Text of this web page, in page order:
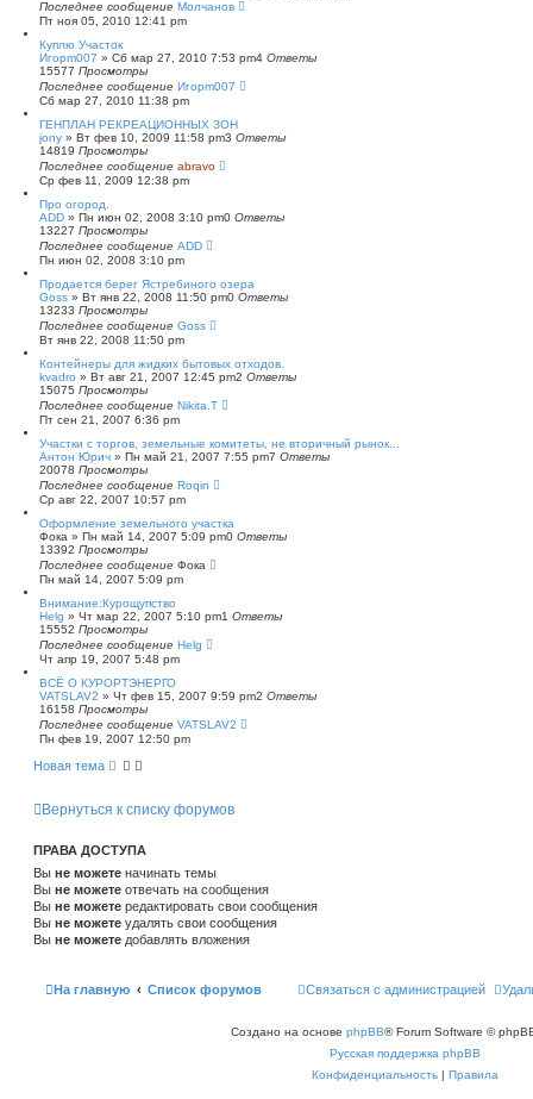
Последнее сообщение Молчанов
Пт ноя 05, 2010 12:41 pm
Куплю Участок
Игорm007 » Сб мар 27, 2010 7:53 pm4 Ответы
15577 Просмотры
Последнее сообщение Игорm007
Сб мар 27, 2010 11:38 pm
ГЕНПЛАН РЕКРЕАЦИОННЫХ ЗОН
jony » Вт фев 10, 2009 11:58 pm3 Ответы
14819 Просмотры
Последнее сообщение abravo
Ср фев 11, 2009 12:38 pm
Про огород.
ADD » Пн июн 02, 2008 3:10 pm0 Ответы
13227 Просмотры
Последнее сообщение ADD
Пн июн 02, 2008 3:10 pm
Продается берег Ястребиного озера
Goss » Вт янв 22, 2008 11:50 pm0 Ответы
13233 Просмотры
Последнее сообщение Goss
Вт янв 22, 2008 11:50 pm
Контейнеры для жидких бытовых отходов.
kvadro » Вт авг 21, 2007 12:45 pm2 Ответы
15075 Просмотры
Последнее сообщение Nikita.T
Пт сен 21, 2007 6:36 pm
Участки с торгов, земельные комитеты, не вторичный рынок...
Антон Юрич » Пн май 21, 2007 7:55 pm7 Ответы
20078 Просмотры
Последнее сообщение Roqin
Ср авг 22, 2007 10:57 pm
Оформление земельного участка
Фока » Пн май 14, 2007 5:09 pm0 Ответы
13392 Просмотры
Последнее сообщение Фока
Пн май 14, 2007 5:09 pm
Внимание:Курощупство
Helg » Чт мар 22, 2007 5:10 pm1 Ответы
15552 Просмотры
Последнее сообщение Helg
Чт апр 19, 2007 5:48 pm
ВСЁ О КУРОРТЭНЕРГО
VATSLAV2 » Чт фев 15, 2007 9:59 pm2 Ответы
16158 Просмотры
Последнее сообщение VATSLAV2
Пн фев 19, 2007 12:50 pm
Новая тема
Вернуться к списку форумов
ПРАВА ДОСТУПА
Вы не можете начинать темы
Вы не можете отвечать на сообщения
Вы не можете редактировать свои сообщения
Вы не можете удалять свои сообщения
Вы не можете добавлять вложения
На главную Список форумов Связаться с администрацией
Создано на основе phpBB® Forum Software ©
Русская поддержка phpBB
Конфиденциальность | Правила